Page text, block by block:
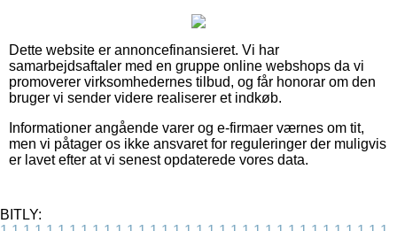
Dette website er annoncefinansieret. Vi har
samarbejdsaftaler med en gruppe online webshops da vi
promoverer virksomhedernes tilbud, og får honorar om den
bruger vi sender videre realiserer et indkøb.
Informationer angående varer og e-firmaer værnes om tit,
men vi påtager os ikke ansvaret for reguleringer der muligvis
er lavet efter at vi senest opdaterede vores data.
BITLY: